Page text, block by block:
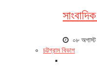
০৮
চট্টগ্রাম বিভাগ